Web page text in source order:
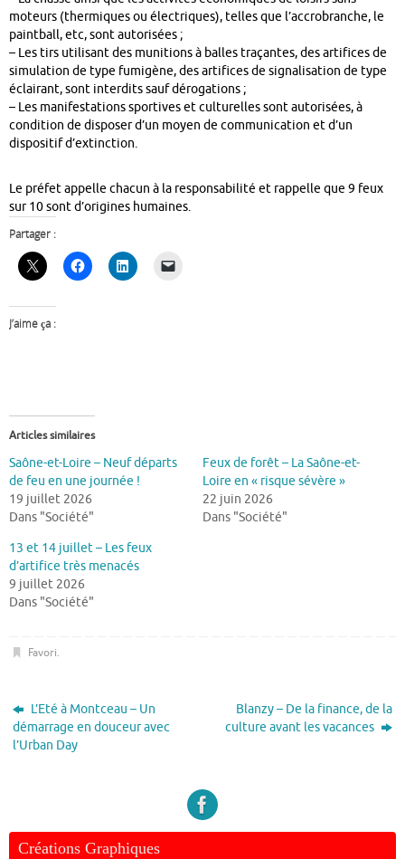
moteurs (thermiques ou électriques), telles que l’accrobranche, le
paintball, etc, sont autorisées ;
– Les tirs utilisant des munitions à balles traçantes, des artifices de
simulation de type fumigène, des artifices de signalisation de type
éclairant, sont interdits sauf dérogations ;
– Les manifestations sportives et culturelles sont autorisées, à
condition de disposer d’un moyen de communication et d’un
dispositif d’extinction.
Le préfet appelle chacun à la responsabilité et rappelle que 9 feux
sur 10 sont d’origines humaines.
Partager :
J’aime ça :
Articles similaires
Saône-et-Loire – Neuf départs
de feu en une journée !
19 juillet 2026
Dans "Société"
Feux de forêt – La Saône-et-
Loire en « risque sévère »
22 juin 2026
Dans "Société"
13 et 14 juillet – Les feux
d’artifice très menacés
9 juillet 2026
Dans "Société"
Favori.
L’Eté à Montceau – Un
démarrage en douceur avec
l’Urban Day
Blanzy – De la finance, de la
culture avant les vacances
Créations Graphiques